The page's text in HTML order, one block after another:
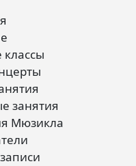
занятия
Мюзикла